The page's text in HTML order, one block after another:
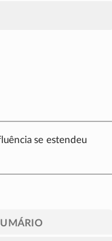
se estendeu